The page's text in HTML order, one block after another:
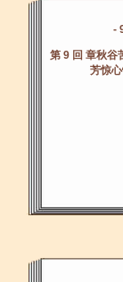
-
第 9 回 章秋谷
芳惊